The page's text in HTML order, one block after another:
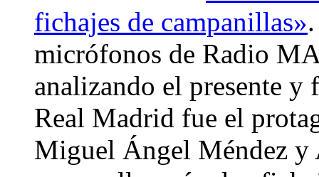
fichajes de campanillas»
micrófonos de Radio
analizando el presente
Real Madrid fue el
Miguel Ángel Méndez y